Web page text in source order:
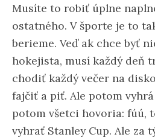
Musíte to robiť úplne
ostatného. V športe je to
berieme. Veď ak chce byť
hokejista, musí každý deň
chodiť každý večer na
fajčiť a piť. Ale potom vyhrá
potom všetci hovoria: fúú,
vyhrať Stanley Cup. Ale za